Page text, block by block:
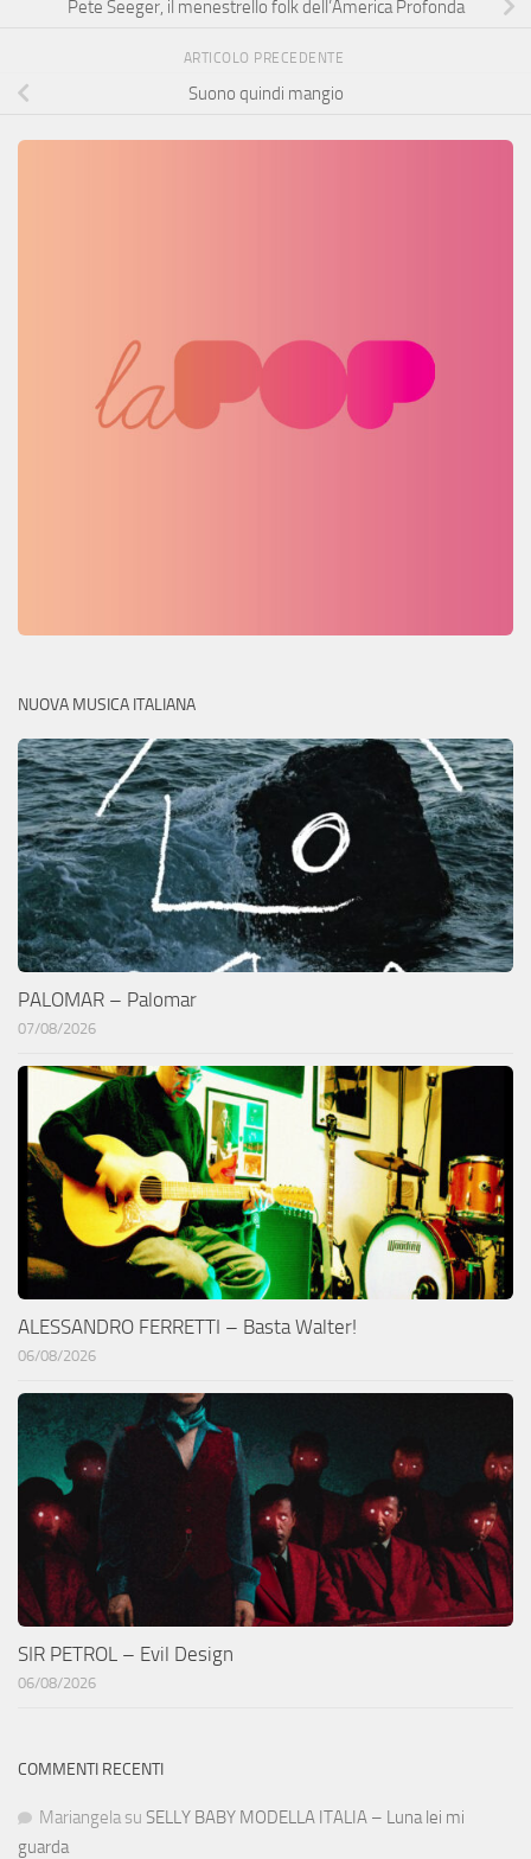
Pete Seeger, il menestrello folk dell’America Profonda
ARTICOLO PRECEDENTE
Suono quindi mangio
NUOVA MUSICA ITALIANA
PALOMAR – Palomar
07/08/2026
ALESSANDRO FERRETTI – Basta Walter!
06/08/2026
SIR PETROL – Evil Design
06/08/2026
COMMENTI RECENTI
Mariangela su SELLY BABY MODELLA ITALIA – Luna lei mi
guarda